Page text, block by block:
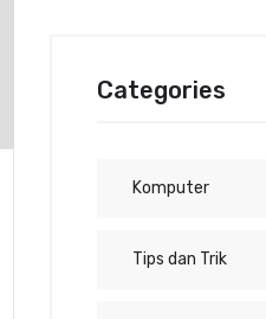
Categories
Komputer
Tips dan Trik